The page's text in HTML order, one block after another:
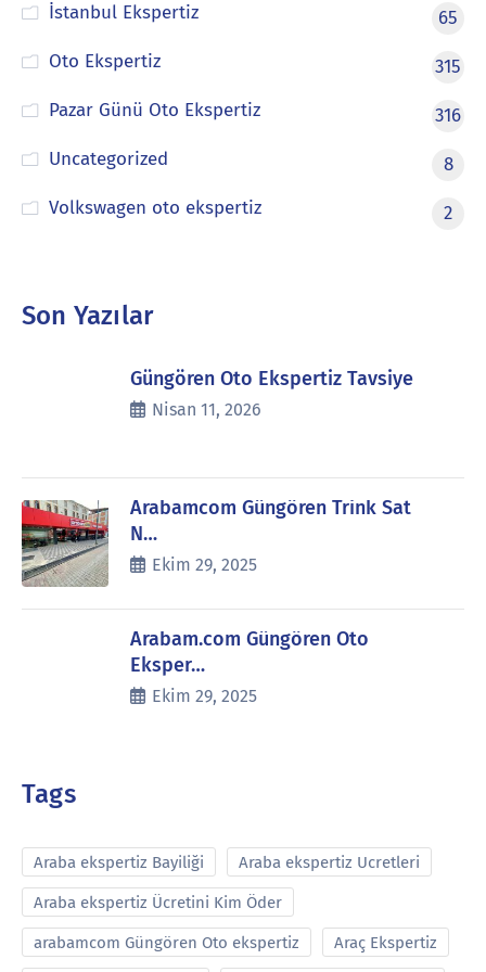
İstanbul Ekspertiz
65
Oto Ekspertiz
315
Pazar Günü Oto Ekspertiz
316
Uncategorized
8
Volkswagen oto ekspertiz
2
Son Yazılar
Güngören Oto Ekspertiz Tavsiye
Nisan 11, 2026
Arabamcom Güngören Trink Sat
N…
Ekim 29, 2025
Arabam.com Güngören Oto
Eksper…
Ekim 29, 2025
Tags
Araba ekspertiz Bayiliği Araba ekspertiz Ucretleri
Araba ekspertiz Ücretini Kim Öder
arabamcom Güngören Oto ekspertiz Araç Ekspertiz